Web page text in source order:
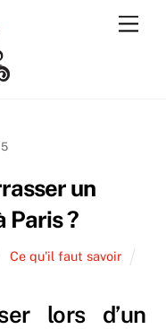
un
Paris ?
Ce qu'il faut savoir
lors d’un